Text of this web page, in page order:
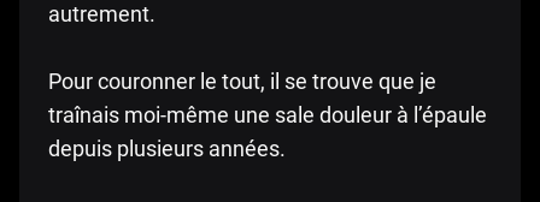
autrement.
Pour couronner le tout, il se trouve que je
traînais moi-même une sale douleur à l’épaule
depuis plusieurs années.